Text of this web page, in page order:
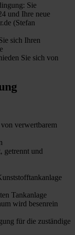
Sie
und Ihre neue
(Stefan
sich Ihren
Sie sich von
von verwertbarem
getrennt und
Tankanlage
wird besenrein
für die zuständige